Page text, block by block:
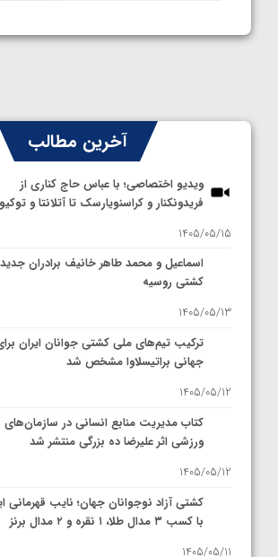
آخرین مطالب
ویدیو اختصاصی؛ با عباس حاج کناری از
فریدونکنار و کراسنویارسک تا آتلانتا و توکیو
1405/05/15
اسماعیل و محمد طاهر خانیف برادران جدید
کشتی روسیه
1405/05/13
ترکیب تیم‌های ملی کشتی جوانان ایران
جهانی براتیسلاوا مشخص شد
1405/05/12
کتاب مدیریت منابع انسانی در سازمان‌های
ورزشی اثر علیرضا ده بزرگی منتشر شد
1405/05/12
کشتی آزاد نوجوانان جهان؛ نایب قهرمانی
با کسب ۳ مدال طلا، ۱ نقره و ۲ مدال برنز
1405/05/11